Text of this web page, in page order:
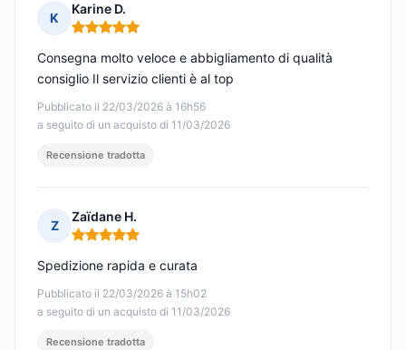
K
Karine D.
Nota: 5 su 5
Pubblicato il 22/03/2026 à 16h56
a seguito di un acquisto di 11/03/2026
Consegna molto veloce e abbigliamento di qualità
consiglio Il servizio clienti è al top
Recensione tradotta
Z
Zaïdane H.
Nota: 5 su 5
Pubblicato il 22/03/2026 à 15h02
a seguito di un acquisto di 11/03/2026
Spedizione rapida e curata
Recensione tradotta